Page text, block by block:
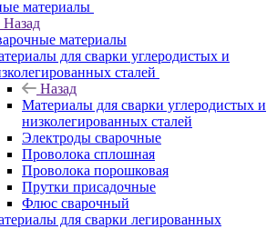
материалы
Назад
материалы
для сварки углеродистых и
сталей
Назад
Материалы для сварки углеродистых и
низколегированных сталей
Электроды сварочные
Проволока сплошная
Проволока порошковая
Прутки присадочные
Флюс сварочный
для сварки легированных